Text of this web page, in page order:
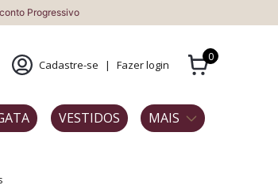
Cadastre-se | Fazer login
0
VESTIDOS MAIS